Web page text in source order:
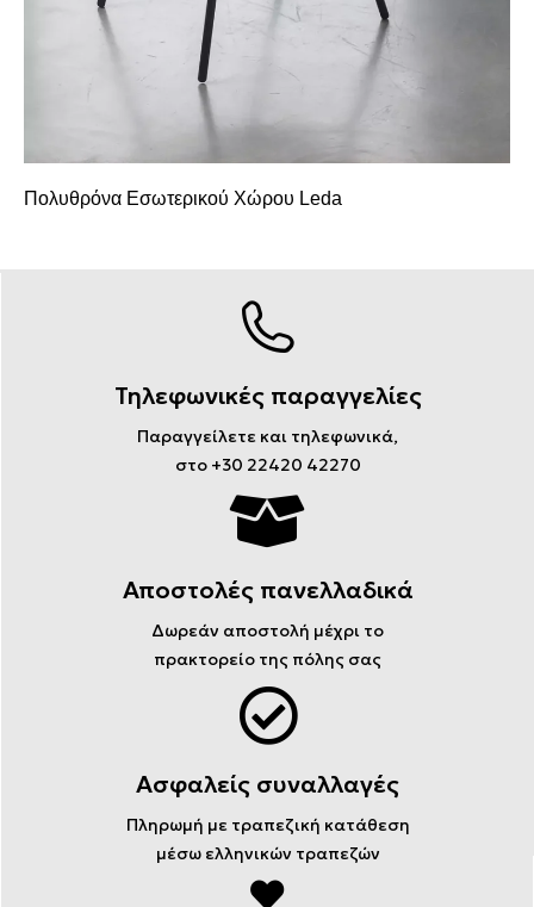
Πολυθρόνα Εσωτερικού Χώρου Leda
Τηλεφωνικές παραγγελίες
Παραγγείλετε και τηλεφωνικά,
στο +30 22420 42270
Αποστολές πανελλαδικά
Δωρεάν αποστολή μέχρι το
πρακτορείο της πόλης σας
Ασφαλείς συναλλαγές
Πληρωμή με τραπεζική κατάθεση
μέσω ελληνικών τραπεζών